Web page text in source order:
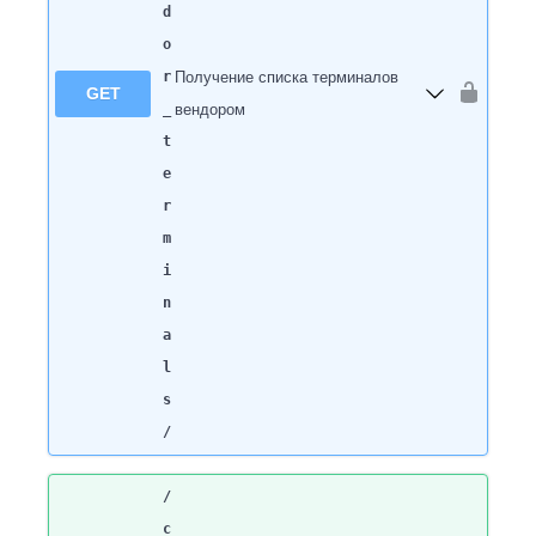
GET
d
o
r
t
e
r
m
i
n
a
l
s
/
Получение списка терминалов
вендором
/
c